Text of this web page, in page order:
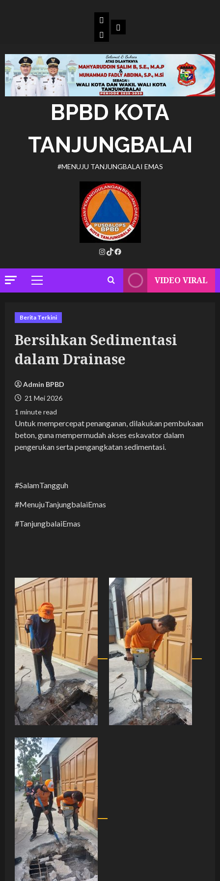
Beranda
BPBD
Tanjungbalai
Dokumen
BPBD KOTA
TANJUNGBALAI
#MENUJU TANJUNGBALAI EMAS
Instagram
TikTok
Facebook
Primary
VIDEO VIRAL
Berita Terkini
Bersihkan Sedimentasi
dalam Drainase
Admin BPBD
21 Mei 2026
1 minute read
Untuk mempercepat penanganan, dilakukan pembukaan
beton, guna mempermudah akses eskavator dalam
pengerukan serta pengangkatan sedimentasi.
#SalamTangguh
#MenujuTanjungbalaiEmas
#TanjungbalaiEmas